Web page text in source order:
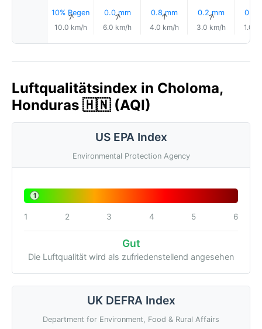
10% Regen
↑
10.0 km/h
0.0 mm
↑
6.0 km/h
0.8 mm
↑
4.0 km/h
0.2 mm
↑
3.0 km/h
0.0
1.0
Luftqualitätsindex in Choloma,
Honduras 🇭🇳 (AQI)
US EPA Index
Environmental Protection Agency
1
1 2 3 4 5 6
Gut
Die Luftqualität wird als zufriedenstellend angesehen
UK DEFRA Index
Department for Environment, Food & Rural Affairs